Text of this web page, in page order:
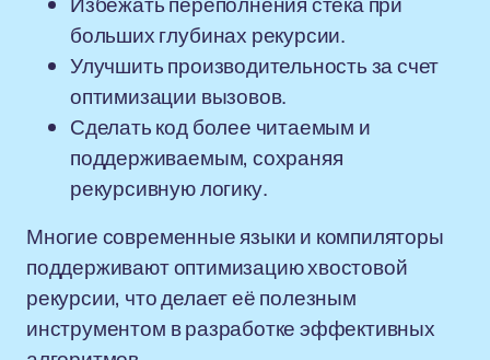
больших глубинах рекурсии.
Улучшить производительность за счет
оптимизации вызовов.
Сделать код более читаемым и
поддерживаемым, сохраняя
рекурсивную логику.
Многие современные языки и компиляторы
поддерживают оптимизацию хвостовой
рекурсии, что делает её полезным
инструментом в разработке эффективных